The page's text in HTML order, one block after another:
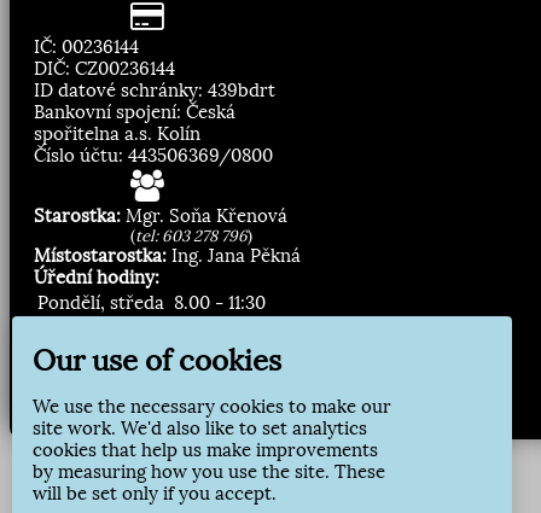
IČ: 00236144
DIČ: CZ00236144
ID datové schránky: 439bdrt
Bankovní spojení: Česká
spořitelna a.s. Kolín
Číslo účtu: 443506369/0800
Starostka: Mgr. Soňa Křenová
(tel: 603 278 796)
Místostarostka: Ing. Jana Pěkná
Úřední hodiny:
Pondělí, středa 8.00 - 11:30
Přihlásit odběr
Our use of cookies
We use the necessary cookies to make our
site work. We'd also like to set analytics
cookies that help us make improvements
by measuring how you use the site. These
will be set only if you accept.